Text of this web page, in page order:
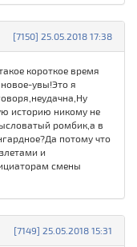
[7150] 25.05.2018 17:38
короткое время
увы!Это я
историю никому не
ромбик,а в
потому что
и
смены
[7149] 25.05.2018 15:31